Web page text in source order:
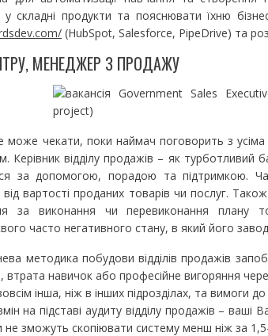
складні продукти та пояснювати їхню бізнес-
(HubSpot, Salesforce, PipeDrive) та
МЕНЕДЖЕР З ПРОДАЖУ
може чекати, поки наймач поговорить з
Керівник відділу продажів – як
за допомогою, порадою та підтримкою.
від вартості проданих товарів чи послуг.
за виконання чи перевиконання плану
часто негативного стану, в який його
методика побудови відділів продажів
втрата навичок або професійне вигоряння
інша, ніж в інших підрозділах, та вимоги до
на підставі аудиту відділу продажів – ваші
не зможуть скопіювати систему менш ніж за